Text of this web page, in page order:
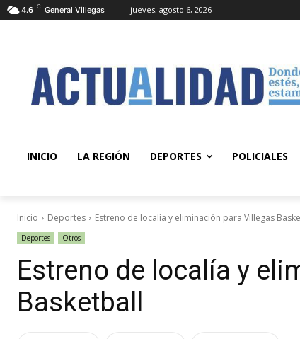
4.6 C General Villegas jueves, agosto 6, 2026
INICIO LA REGIÓN DEPORTES POLICIALES
Inicio Deportes Estreno de localía y eliminación para Villegas
Deportes Otros
Estreno de localía y
Basketball